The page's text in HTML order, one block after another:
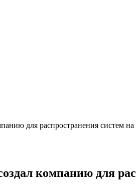
для распространения систем
компанию для